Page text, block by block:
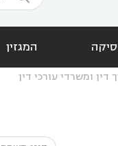
המגזין
דין ומשרדי עורכי דין